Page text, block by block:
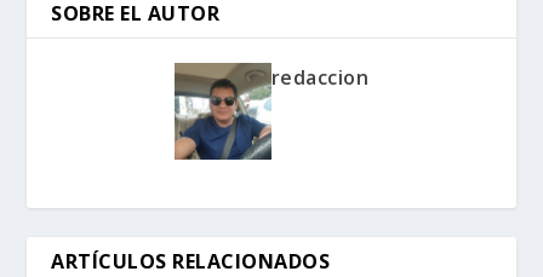
SOBRE EL AUTOR
redaccion
ARTÍCULOS RELACIONADOS